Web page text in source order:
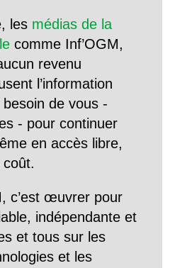
les médias de la
comme Inf’OGM,
revenu
l’information
de vous -
- pour continuer
en accès libre,
coût.
c’est œuvrer pour
indépendante et
et tous sur les
et les